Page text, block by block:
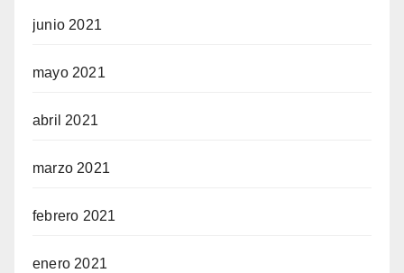
junio 2021
mayo 2021
abril 2021
marzo 2021
febrero 2021
enero 2021